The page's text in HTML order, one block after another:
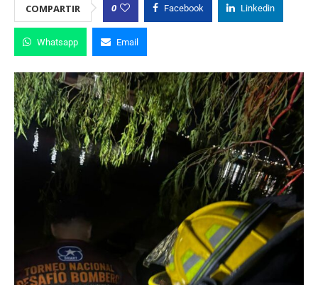
COMPARTIR 0 Facebook Linkedin
Whatsapp Email